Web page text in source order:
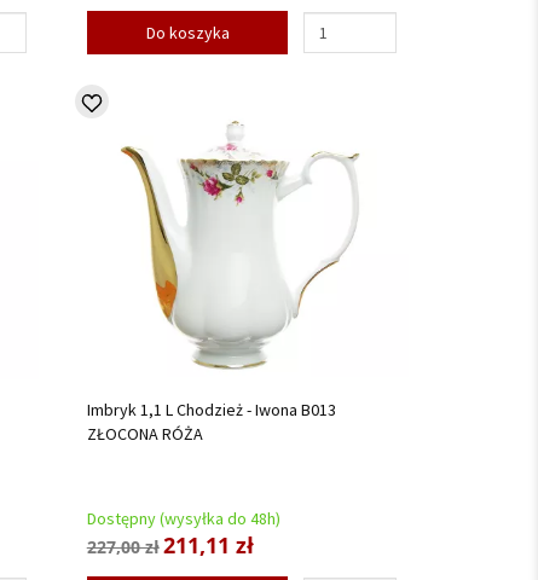
Do koszyka
Imbryk 1,1 L Chodzież - Iwona B013
ZŁOCONA RÓŻA
Dostępny (wysyłka do 48h)
227,00 zł211,11 zł